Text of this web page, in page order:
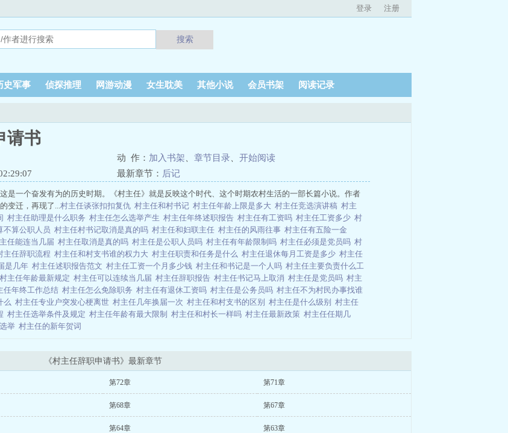
登录 注册
搜索
史军事 侦探推理 网游动漫 女生耽美 其他小说 会员书架 阅读记录
请书
动 作： 加入书架 章节目录
开始阅读
最新章节： 后记
是一个奋发有为的历史时期。《村主任》就是反映这个时代、这个时期农村生活的一部长篇小说。作者
变迁，再现了...村主任谈张扣扣复仇 村主任和村书记 村主任年龄上限是多大 村主任竞选演讲稿 村主
村主任助理是什么职务 村主任怎么选举产生 村主任年终述职报告 村主任有工资吗 村主任工资多少 村
不算公职人员 村主任村书记取消是真的吗 村主任和妇联主任 村主任的风雨往事 村主任有五险一金
任能连当几届 村主任取消是真的吗 村主任是公职人员吗 村主任有年龄限制吗 村主任必须是党员吗 村
主任辞职流程 村主任和村支书谁的权力大 村主任职责和任务是什么 村主任退休每月工资是多少 村主任
是几年 村主任述职报告范文 村主任工资一个月多少钱 村主任和书记是一个人吗 村主任主要负责什么工
村主任年龄最新规定 村主任可以连续当几届 村主任辞职报告 村主任书记马上取消 村主任是党员吗 村主
任年终工作总结 村主任怎么免除职务 村主任有退休工资吗 村主任是公务员吗 村主任不为村民办事找谁
么 村主任专业户突发心梗离世 村主任几年换届一次 村主任和村支书的区别 村主任是什么级别 村主任
村主任选举条件及规定 村主任年龄有最大限制 村主任和村长一样吗 村主任最新政策 村主任任期几
举 村主任的新年贺词
《村主任辞职申请书》最新章节
第72章 第71章
第68章 第67章
第64章 第63章